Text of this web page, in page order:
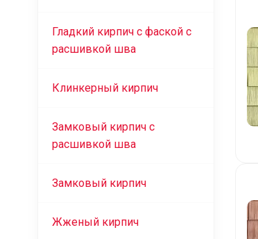
Гладкий кирпич с фаской с
расшивкой шва
Клинкерный кирпич
Замковый кирпич с
расшивкой шва
Замковый кирпич
Жженый кирпич